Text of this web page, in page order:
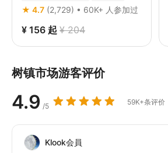
立即确认
★ 4.7 (2,729) • 60K+ 人参加过
¥ 156 起 ¥ 204
树镇市场游客评价
4.9 /5 59K+条评价
Klook会員